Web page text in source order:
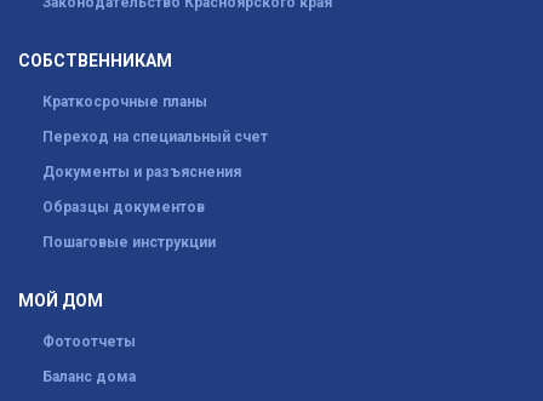
СОБСТВЕННИКАМ
Краткосрочные планы
Переход на специальный счет
Документы и разъяснения
Образцы документов
Пошаговые инструкции
МОЙ ДОМ
Фотоотчеты
Баланс дома